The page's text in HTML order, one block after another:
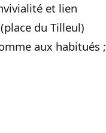
et lien
du Tilleul)
aux habitués ;